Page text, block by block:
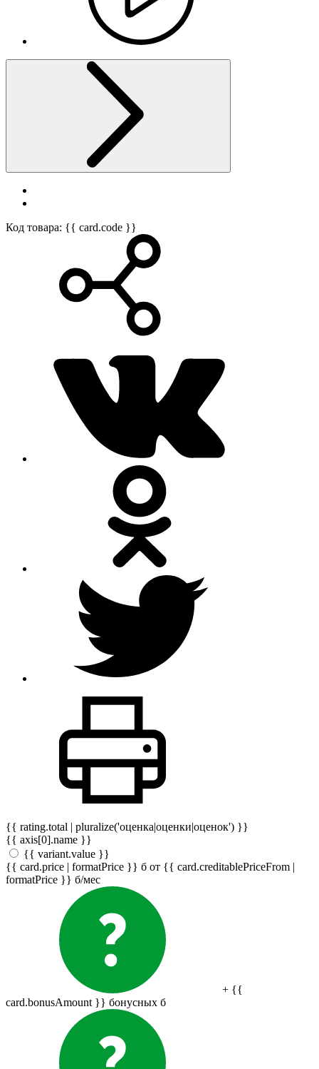
Код товара: {{ card.code }}
{{ rating.total | pluralize('оценка|оценки|оценок') }}
{{ axis[0].name }}
{{ variant.value }}
{{ card.price | formatPrice }} б от {{ card.creditablePriceFrom |
formatPrice }} б/мес
+ {{
card.bonusAmount }} бонусных б